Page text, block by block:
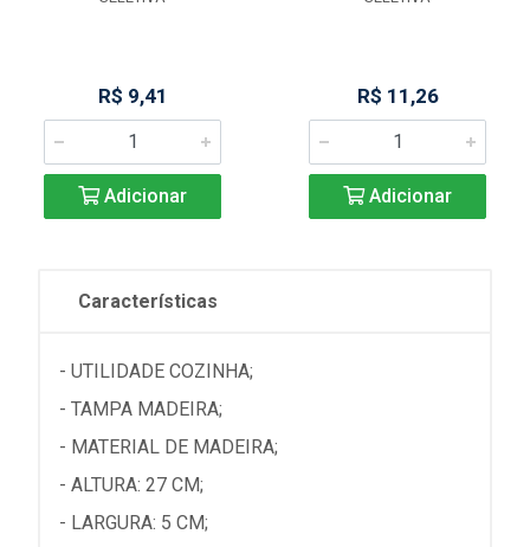
R$ 9,41
Adicionar
R$ 11,26
Adicionar
Características
- UTILIDADE COZINHA;
- TAMPA MADEIRA;
- MATERIAL DE MADEIRA;
- ALTURA: 27 CM;
- LARGURA: 5 CM;